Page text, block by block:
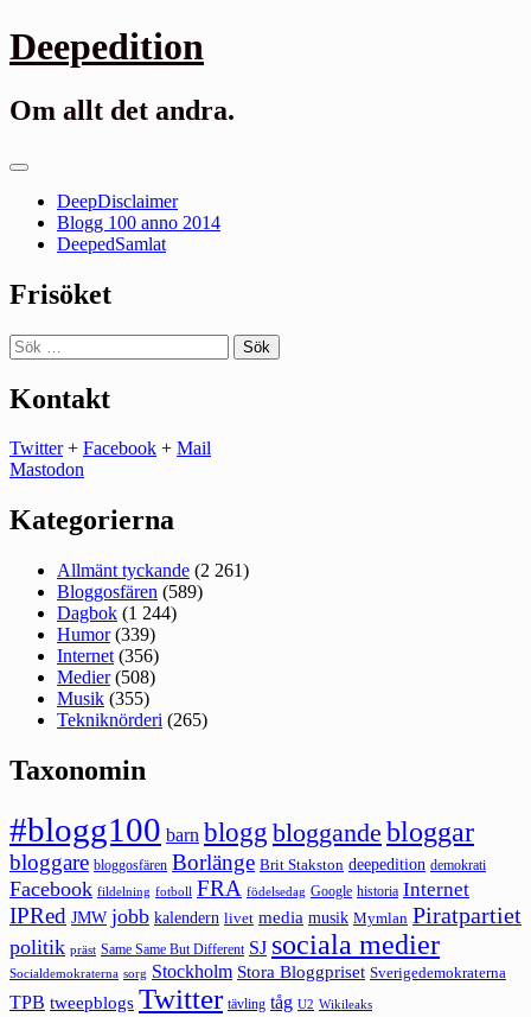
Gå
till
Deepedition
Om allt det andra.
Primär
DeepDisclaimer
Blogg 100 anno 2014
DeepedSamlat
Frisöket
Sök
efter:
Kontakt
Twitter+ Facebook + Mail
Mastodon
Kategorierna
Allmänt tyckande (2 261)
Bloggosfären (589)
Dagbok (1 244)
Humor(339)
Internet (356)
Medier(508)
Musik (355)
Tekniknörderi (265)
Taxonomin
#blogg100 barn blogg bloggande bloggar
bloggare bloggosfären Borlänge Brit Stakston deepedition demokrati
Facebook fildelning fotboll FRA födelsedag Google historia Internet
IPRed JMW jobb kalendern livet media musik Mymlan Piratpartiet
politik präst Same Same But Different SJ sociala medier
Socialdemokraterna sorg Stockholm Stora Bloggpriset Sverigedemokraterna
TPB tweepblogs Twitter tävling tåg U2 Wikileaks